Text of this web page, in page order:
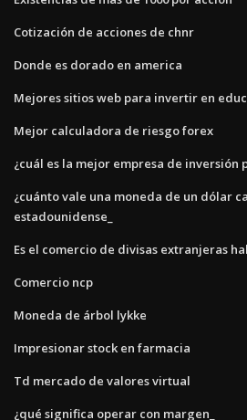
Cotización de acciones de chnr
Donde es dorado en america
Mejores sitios web para invertir en
Mejor calculadora de riesgo forex
¿cuál es la mejor empresa de inversión
¿cuánto vale una moneda de un dólar
estadounidense_
Es el comercio de divisas extranjeras
Comercio ncp
Moneda de árbol lykke
Impresionar stock en farmacia
Td mercado de valores virtual
¿qué significa operar con margen_